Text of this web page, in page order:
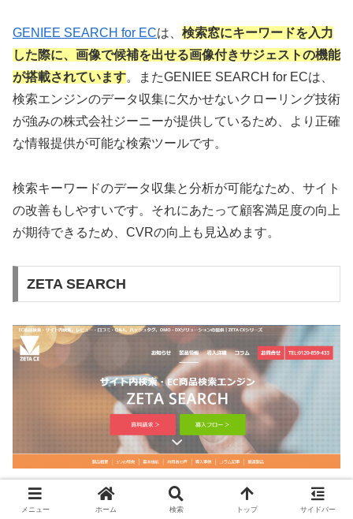
GENIEE SEARCH for ECは、 検索窓にキーワードを入力
した際に、画像で候補を出せる画像付きサジェストの機能
が搭載されています。またGENIEE SEARCH for ECは、
検索エンジンのデータ収集に欠かせないクローリング技術
が強みの株式会社ジーニーが提供しているため、より正確
な情報提供が可能な検索ツールです。
検索キーワードのデータ収集と分析が可能なため、サイト
の改善もしやすいです。それにあたって顧客満足度の向上
が期待できるため、CVRの向上も見込めます。
ZETA SEARCH
ZETA SEARCHは、ECサイトの商品検索に特化したサイ
メニュー ホーム 検索 トップ サイドバー